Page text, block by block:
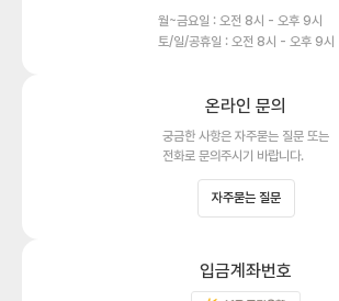
월~금요일 : 오전 8시 - 오후 9시
토/일/공휴일 : 오전 8시 - 오후 9시
온라인 문의
궁금한 사항은 자주묻는 질문 또는
전화로 문의주시기 바랍니다.
자주묻는 질문
입금계좌번호